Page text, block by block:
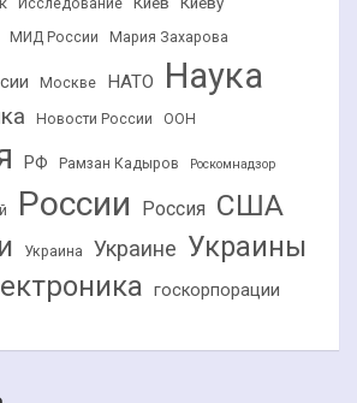
Исследование
МИД России Мария Захарова
Москве НАТО Наука
Новости России ООН
РФ Рамзан Кадыров Роскомнадзор
России Россия США
Украина Украине Украины
госкорпорации